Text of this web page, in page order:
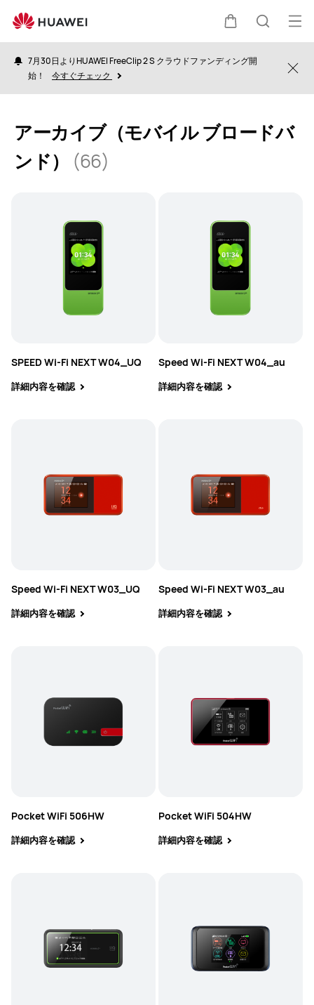
Mobile
Broadband
カ
ト
検
オ
プ
ン
ニ
7月30日よりHUAWEI FreeClip 2 S クラウドファンディング開
始！
今すぐチェック
アーカイブ（モバイル ブロードバ
ンド） (66)
SPEED Wi-Fi NEXT W04_UQ
詳細内容を確認
Speed Wi-Fi NEXT W04_au
詳細内容を確認
Speed Wi-Fi NEXT W03_UQ
詳細内容を確認
Speed Wi-Fi NEXT W03_au
詳細内容を確認
Pocket WiFi 506HW
詳細内容を確認
Pocket WiFi 504HW
詳細内容を確認